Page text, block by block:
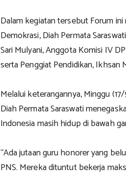
Dalam kegiatan tersebut Forum
Demokrasi, Diah Permata
Sari Mulyani, Anggota Komisi IV
serta Penggiat Pendidikan, Ikhsan
Melalui keterangannya, Minggu
Diah Permata Saraswati
Indonesia masih hidup di bawah
“Ada jutaan guru honorer yang
PNS. Mereka dituntut bekerja